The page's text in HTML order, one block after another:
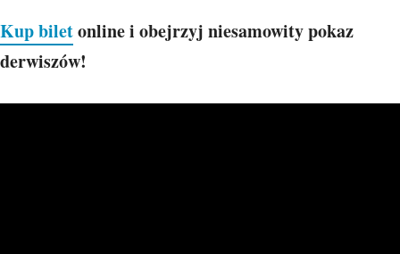
Kup biletonline i obejrzyj niesamowity pokaz
derwiszów!